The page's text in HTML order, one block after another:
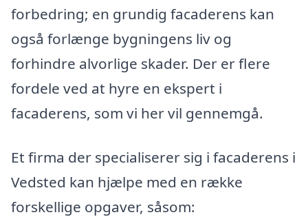
forbedring; en grundig facaderens kan
også forlænge bygningens liv og
forhindre alvorlige skader. Der er flere
fordele ved at hyre en ekspert i
facaderens, som vi her vil gennemgå.
Et firma der specialiserer sig i facaderens i
Vedsted kan hjælpe med en række
forskellige opgaver, såsom: